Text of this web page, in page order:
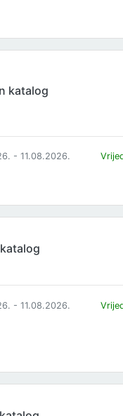
katalog
- 11.08.2026.
- 11.08.2026.